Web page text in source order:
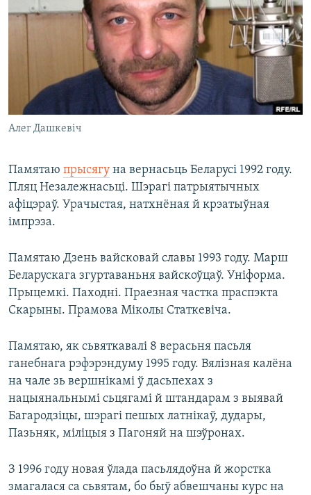
КУЛЬТУРА
МОВА
НА ХВАЛЯХ СВАБОДЫ
Алег Дашкевіч
Памятаю прысягу на вернасьць Беларусі 1992 году.
Пляц Незалежнасьці. Шэрагі патрыятычных
афіцэраў. Урачыстая, натхнёная й крэатыўная
імпрэза.
Памятаю Дзень вайсковай славы 1993 году. Марш
Беларускага згуртаваньня вайскоўцаў. Уніформа.
Прыцемкі. Паходні. Праезная частка праспэкта
Скарыны. Прамова Міколы Статкевіча.
Памятаю, як сьвяткавалі 8 верасьня пасьля
ганебнага рэфэрэндуму 1995 году. Вялізная калёна
на чале зь вершнікамі ў дасьпехах з
нацыянальнымі сьцягамі й штандарам з выявай
Багародзіцы, шэрагі пешых латнікаў, дудары,
Пазьняк, міліцыя з Пагоняй на шэўронах.
З 1996 году новая ўлада пасьлядоўна й жорстка
змагалася са сьвятам, бо быў абвешчаны курс на